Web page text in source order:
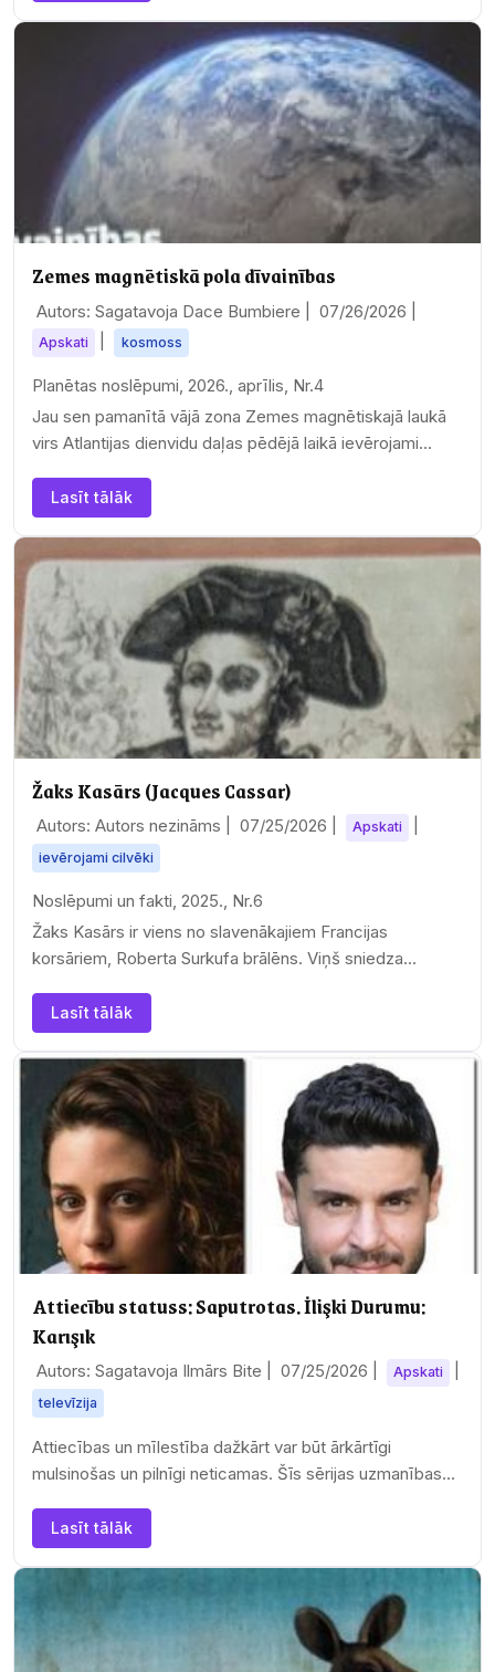
Zemes magnētiskā pola dīvainības
Autors: Sagatavoja Dace Bumbiere | 07/26/2026
Apskati kosmoss
Planētas noslēpumi, 2026., aprīlis, Nr.4
Jau sen pamanītā vājā zona Zemes magnētiskajā laukā
virs Atlantijas dienvidu daļas pēdējā laikā ievērojami…
Lasīt tālāk
Žaks Kasārs (Jacques Cassar)
Autors: Autors nezināms | 07/25/2026 Apskati
ievērojami cilvēki
Noslēpumi un fakti, 2025., Nr.6
Žaks Kasārs ir viens no slavenākajiem Francijas
korsāriem, Roberta Surkufa brālēns. Viņš sniedza
Lasīt tālāk
Attiecību statuss: Saputrotas. İlişki Durumu:
Karışık
Autors: Sagatavoja Ilmārs Bite | 07/25/2026 Apskati
televīzija
Attiecības un mīlestība dažkārt var būt ārkārtīgi
mulsinošas un pilnīgi neticamas. Šīs sērijas uzmanības
Lasīt tālāk